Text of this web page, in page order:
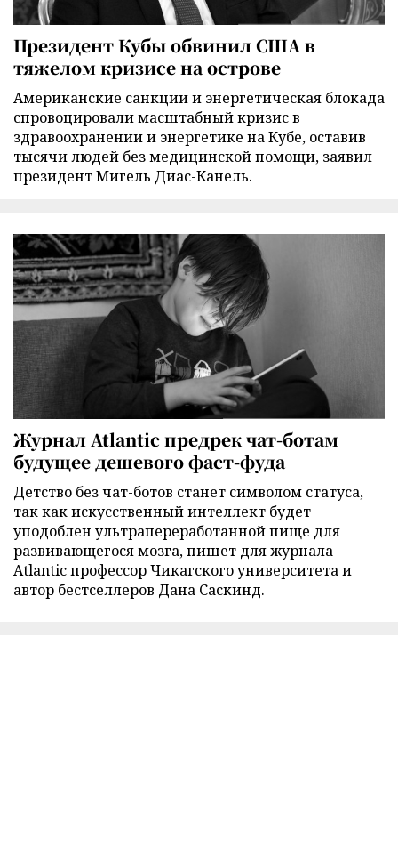
Президент Кубы обвинил США в
тяжелом кризисе на острове
Американские санкции и энергетическая блокада
спровоцировали масштабный кризис в
здравоохранении и энергетике на Кубе, оставив
тысячи людей без медицинской помощи, заявил
президент Мигель Диас-Канель.
Журнал Atlantic предрек чат-ботам
будущее дешевого фаст-фуда
Детство без чат-ботов станет символом статуса,
так как искусственный интеллект будет
уподоблен ультрапереработанной пище для
развивающегося мозга, пишет для журнала
Atlantic профессор Чикагского университета и
автор бестселлеров Дана Саскинд.